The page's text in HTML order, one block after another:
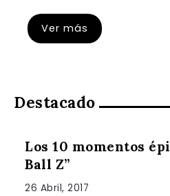
Ver más
Destacado
Los 10 momentos
Ball Z”
26 Abril, 2017